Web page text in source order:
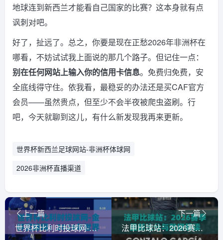
地球连到新西兰才能看自己国家的比赛？这本身就有点
讽刺对吧。
好了，扯远了。总之，你要是现在正愁2026年非洲杯在
哪看，不妨试试我上面说的那几个路子。但记住一点：
别在任何网站上输入你的信用卡信息。免费归免费，安
全底线得守住。依我看，最稳妥的办法还是买CAF官方
会员——虽然贵点，但至少不会半夜被爬虫盗刷。行
吧，今天就聊到这儿，有什么新发现我再来更新。
世界杯新西兰足球网站-非洲杯体球网
2026非洲杯直播渠道
上一篇
世界杯比利时投球网-金杯买球网：2026年世界杯比利时队战术前瞻与投注策略
下一篇
法甲比球站：2026赛季最新比分与数据解读